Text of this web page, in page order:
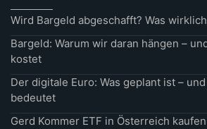
Wird Bargeld abgeschafft? Was
Bargeld: Warum wir daran hängen –
kostet
Der digitale Euro: Was geplant ist –
bedeutet
Gerd Kommer ETF in Österreich